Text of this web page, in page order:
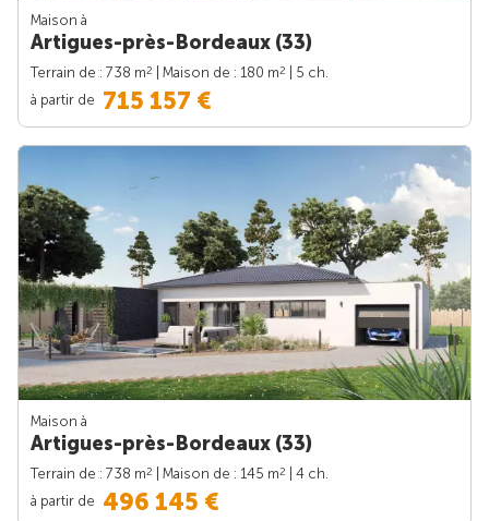
Maison à
Artigues-près-Bordeaux (33)
Terrain de : 738 m2 | Maison de : 180 m2
| 5 ch.
à partir de 715 157 €
Maison à
Artigues-près-Bordeaux (33)
Terrain de : 738 m2 | Maison de : 145 m2
| 4 ch.
à partir de 496 145 €